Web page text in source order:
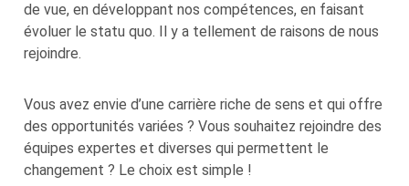
de vue, en développant nos compétences, en faisant
évoluer le statu quo. Il y a tellement de raisons de nous
rejoindre.
Vous avez envie d’une carrière riche de sens et qui offre
des opportunités variées ? Vous souhaitez rejoindre des
équipes expertes et diverses qui permettent le
changement ? Le choix est simple !